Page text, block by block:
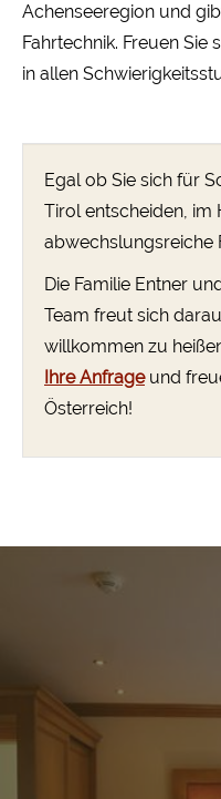
Achenseeregion und
Fahrtechnik. Freuen
in allen
Egal ob Sie sich für
Tirol entscheiden, im
abwechslungsreiche
Die Familie Entner
Team freut sich
willkommen zu
Ihre Anfrageund
Österreich!